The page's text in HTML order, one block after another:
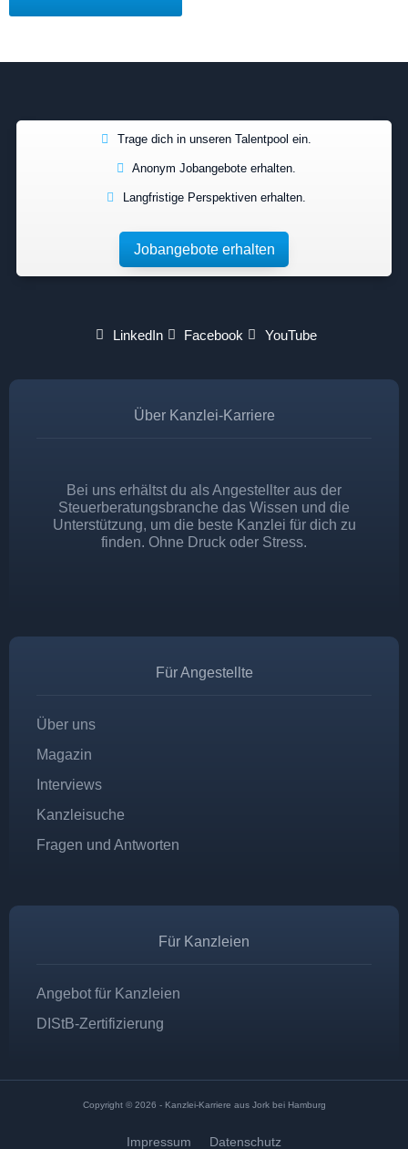
Trage dich in unseren Talentpool ein.
Anonym Jobangebote erhalten.
Langfristige Perspektiven erhalten.
Jobangebote erhalten
LinkedIn Facebook YouTube
Über Kanzlei-Karriere
Bei uns erhältst du als Angestellter aus der
Steuerberatungsbranche das Wissen und die
Unterstützung, um die beste Kanzlei für dich zu
finden. Ohne Druck oder Stress.
Für Angestellte
Über uns
Magazin
Interviews
Kanzleisuche
Fragen und Antworten
Für Kanzleien
Angebot für Kanzleien
DIStB-Zertifizierung
Copyright © 2026 - Kanzlei-Karriere aus Jork bei Hamburg
Impressum Datenschutz